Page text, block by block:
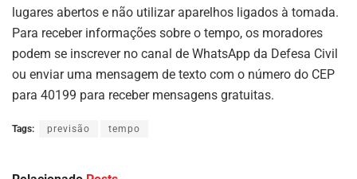
lugares abertos e não utilizar aparelhos ligados à tomada.
Para receber informações sobre o tempo, os moradores
podem se inscrever no canal de WhatsApp da Defesa Civil
ou enviar uma mensagem de texto com o número do CEP
para 40199 para receber mensagens gratuitas.
Tags: previsão tempo